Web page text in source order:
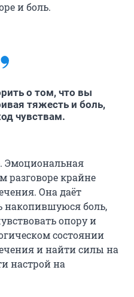
и боль.
о том, что вы
тяжесть и боль,
чувствам.
Эмоциональная
разговоре крайне
Она даёт
накопившуюся боль,
опору и
состоянии
и найти силы на
настрой на